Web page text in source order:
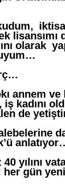
lisansımı
olarak
annem
kadını
de
40 yılını
gün